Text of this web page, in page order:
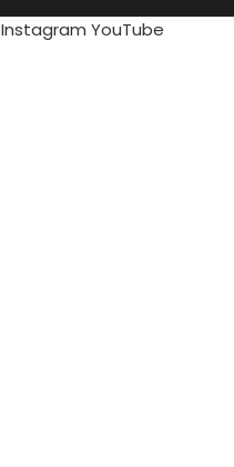
Instagram YouTube